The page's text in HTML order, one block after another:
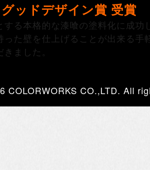
ッドデザイン賞 受賞
する本格的な漆喰の塗料化に成
った壁を仕上げることが出来る
ました。
COLORWORKS CO.,LTD. All